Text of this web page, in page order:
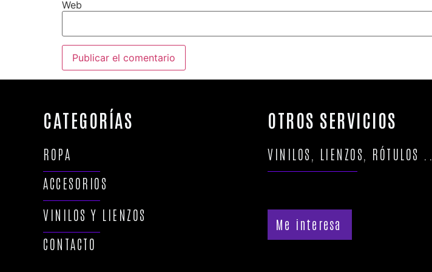
Web
CATEGORÍAS
ROPA
ACCESORIOS
VINILOS Y LIENZOS
CONTACTO
OTROS SERVICIOS
VINILOS, LIENZOS, RÓTULOS ...
Me interesa